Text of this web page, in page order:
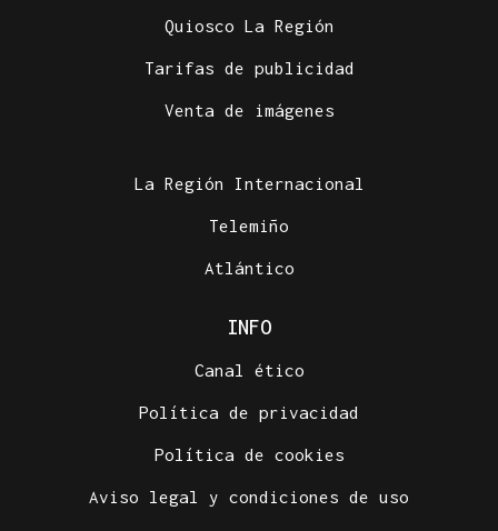
Quiosco La Región
Tarifas de publicidad
Venta de imágenes
La Región Internacional
Telemiño
Atlántico
INFO
Canal ético
Política de privacidad
Política de cookies
Aviso legal y condiciones de uso